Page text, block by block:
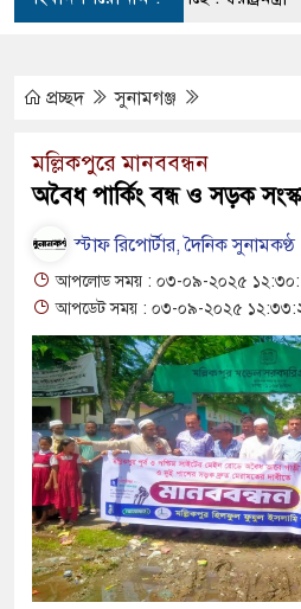
ভবনে পাঠদান
দিরাই-শাল্লার উন্নয়ন করতে চাই :
লোডশেডিং, ক্ষুব্ধ গ্রাহক
আহতদের চিকিৎসা নিশ্চিতের
দিবস পালিত
যেন ময়লার ভাগাড়
অব্যাহত : অস্তিত্ব সংকটে বাউসা-
নিয়ে চলাচল
অনিশ্চয়তায় হাওরের শত শত
প্রচ্ছদ সুনামগঞ্জ
মল্লিকপুরে মানববন্ধন
অবৈধ পার্কিং বন্ধ ও সড়ক
স্টাফ রিপোর্টার, দৈনিক সুনামকণ্ঠ
আপলোড সময় : ০৩-০৯-২০২৫
আপডেট সময় : ০৩-০৯-২০২৫ ১২:৩৩:২০